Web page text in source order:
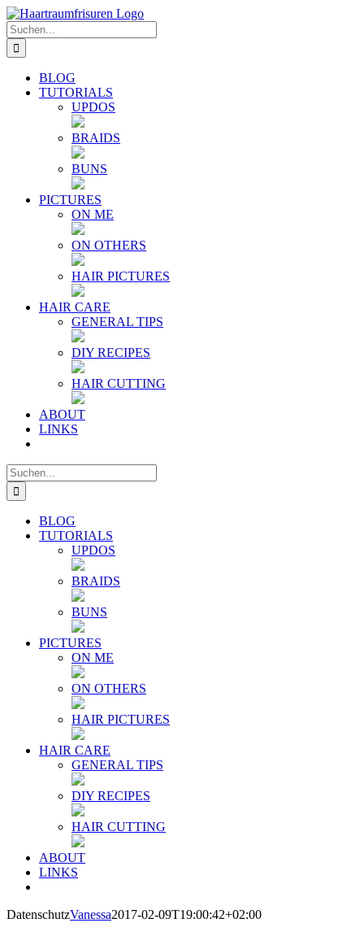
Zum
Inhalt
springen
E-
Mail
YouTube
Instagram
Facebook
Twitter
Suche
nach:
BLOG
TUTORIALS
UPDOS
BRAIDS
BUNS
PICTURES
ON ME
ON OTHERS
HAIR PICTURES
HAIR CARE
GENERAL TIPS
DIY RECIPES
HAIR CUTTING
ABOUT
LINKS
Suche
nach:
BLOG
TUTORIALS
UPDOS
BRAIDS
BUNS
PICTURES
ON ME
ON OTHERS
HAIR PICTURES
HAIR CARE
GENERAL TIPS
DIY RECIPES
HAIR CUTTING
ABOUT
LINKS
DatenschutzVanessa2017-02-09T19:00:42+02:00